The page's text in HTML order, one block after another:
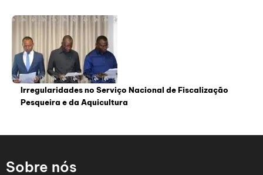
Irregularidades no Serviço Nacional de Fiscalização
Pesqueira e da Aquicultura
Sobre nós